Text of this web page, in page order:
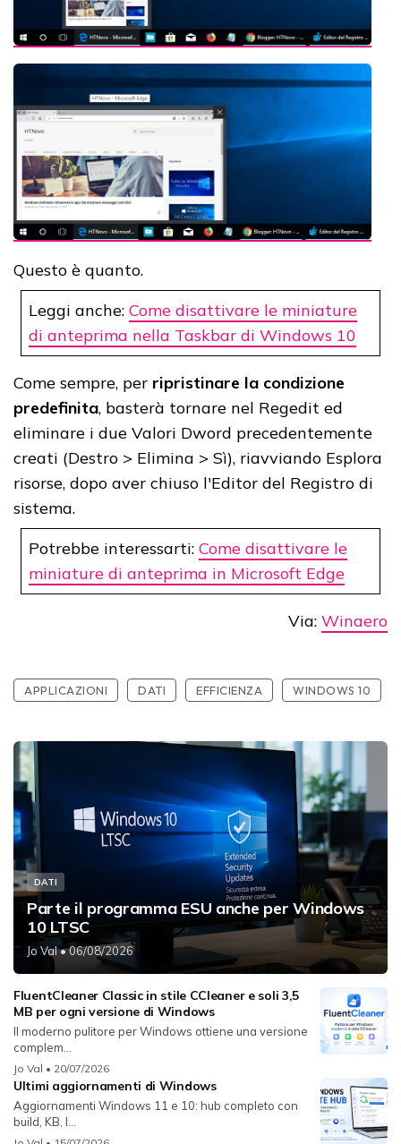
Questo è quanto.
Leggi anche: Come disattivare le miniature
di anteprima nella Taskbar di Windows 10
Come sempre, per ripristinare la condizione
predefinita, basterà tornare nel Regedit ed
eliminare i due Valori Dword precedentemente
creati (Destro > Elimina > Sì), riavviando Esplora
risorse, dopo aver chiuso l'Editor del Registro di
sistema.
Potrebbe interessarti: Come disattivare le
miniature di anteprima in Microsoft Edge
Via: Winaero
APPLICAZIONI DATI EFFICIENZA WINDOWS 10
DATI
Parte il programma ESU anche per Windows
10 LTSC
Jo Val• 06/08/2026
FluentCleaner Classic in stile CCleaner e soli 3,5
MB per ogni versione di Windows
Il moderno pulitore per Windows ottiene una versione
complem...
Jo Val • 20/07/2026
Ultimi aggiornamenti di Windows
Aggiornamenti Windows 11 e 10: hub completo con
build, KB, l...